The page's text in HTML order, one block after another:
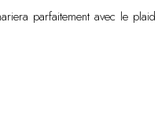
parfaitement avec le